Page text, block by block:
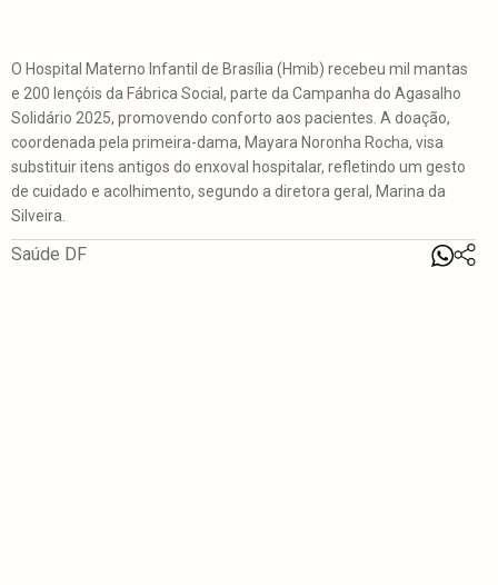
O Hospital Materno Infantil de Brasília (Hmib) recebeu mil mantas
e 200 lençóis da Fábrica Social, parte da Campanha do Agasalho
Solidário 2025, promovendo conforto aos pacientes. A doação,
coordenada pela primeira-dama, Mayara Noronha Rocha, visa
substituir itens antigos do enxoval hospitalar, refletindo um gesto
de cuidado e acolhimento, segundo a diretora geral, Marina da
Silveira.
Saúde DF